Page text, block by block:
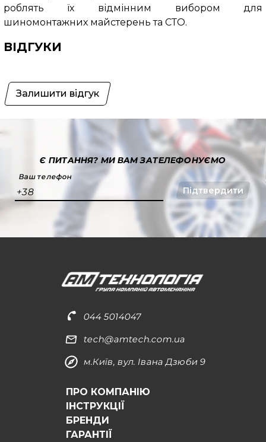
роблять їх відмінним вибором для
шиномонтажних майстерень та СТО.
ВІДГУКИ
Залишити відгук
Є ПИТАННЯ?МИ ВАМ ЗАТЕЛЕФОНУЄМО
Ваш телефон
+38 Підтвердити
044 5014047
tech@amtech.com.ua
м.Київ, вул. Івана Дзюби 9
ПРО КОМПАНІЮ
ІНСТРУКЦІЇ
БРЕНДИ
ГАРАНТІЇ